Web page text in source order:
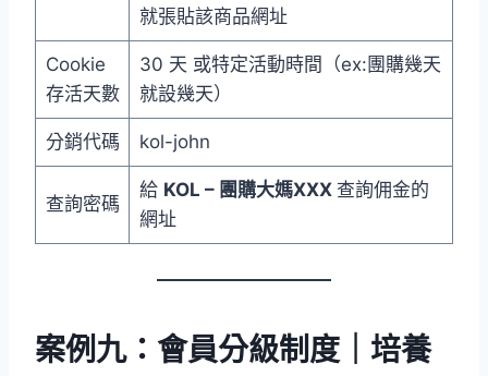
就張貼該商品網址
Cookie
存活天數
30 天 或特定活動時間（ex:團購幾天
就設幾天）
分銷代碼 kol-john
查詢密碼
給 KOL – 團購大媽XXX 查詢佣金的
網址
案例九：會員分級制度｜培養